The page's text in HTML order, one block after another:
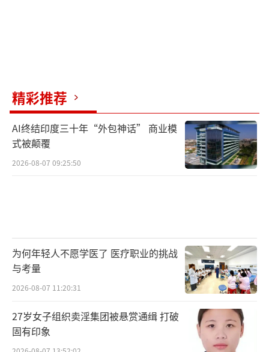
精彩推荐
AI终结印度三十年“外包神话” 商业模
式被颠覆
2026-08-07 09:25:50
为何年轻人不愿学医了 医疗职业的挑战
与考量
2026-08-07 11:20:31
27岁女子组织卖淫集团被悬赏通缉 打破
固有印象